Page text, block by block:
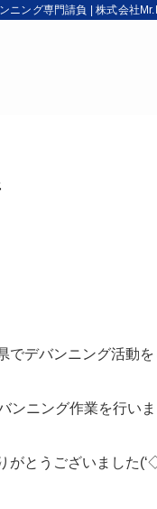
ニング専門請負 | 株式会社
でデバンニング活動
ンニング作業を行いま
とうございました